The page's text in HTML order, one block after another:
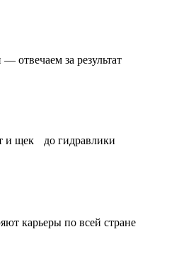
отвечаем за результат
и щек до гидравлики
карьеры по всей стране